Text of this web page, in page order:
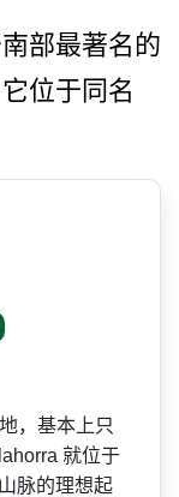
部最著名的
位于同名
，基­本上只
就位于
脉的理想起